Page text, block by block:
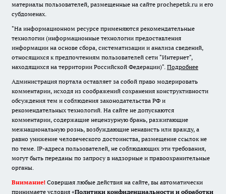
материалы пользователей, размещенные на сайте prochepetsk.ru и его
субдоменах.
"На информационном ресурсе применяются рекомендательные
технологии (информационные технологии предоставления
информации на основе сбора, систематизации и анализа сведений,
относящихся к предпочтениям пользователей сети "Интернет",
находящихся на территории Российской Федерации)". Подробнее
Администрация портала оставляет за собой право модерировать
комментарии, исходя из соображений сохранения конструктивности
обсуждения тем и соблюдения законодательства РФ и
рекомендательных технологий. На сайте не допускаются
комментарии, содержащие нецензурную брань, разжигающие
межнациональную рознь, возбуждающие ненависть или вражду, а
равно унижение человеческого достоинства, размещение ссылок не
по теме. IP-адреса пользователей, не соблюдающих эти требования,
могут быть переданы по запросу в надзорные и правоохранительные
органы.
Внимание! Совершая любые действия на сайте, вы автоматически
принимаете условия «Политики конфиденциальности и обработки